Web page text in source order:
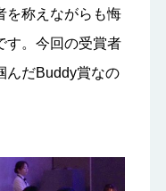
を称えながらも悔
す。今回の受賞者
んだBuddy賞なの